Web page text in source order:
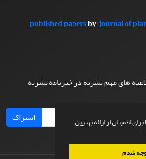
اطمینان از ارائه بهترین
شدم
published papersbyjournal of
های مهم نشریه در خبرنامه نشریه
اشتراک